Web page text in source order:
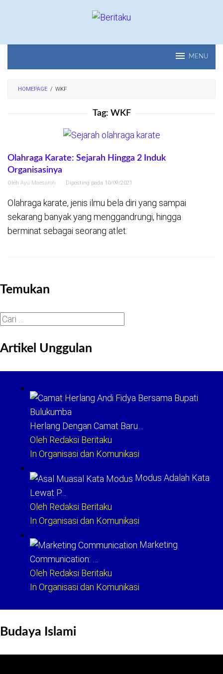
MENU
HOMEPAGE / WKF
Tag: WKF
Olahraga Karate: Sejarah Hingga 2 Induk
Organisasinya
Oleh Ayu Maesaroh Diposting pada 10/09/2021
Olahraga karate, jenis ilmu bela diri yang sampai
sekarang banyak yang menggandrungi, hingga
berminat sebagai seorang atlet.
Temukan
Cari
Artikel Unggulan
Herlang Dengan Camat Baru…
Oleh Redaksi Beritaku
In Organisasi dan Komunikasi
Modus Adalah Kata
Lewat P…
Oleh Redaksi Beritaku
In Organisasi dan Komunikasi
Marketing
Communication: …
Oleh Redaksi Beritaku
In Organisasi dan Komunikasi
Budaya Islami